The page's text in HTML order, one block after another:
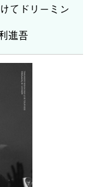
てドリーミン
進吾